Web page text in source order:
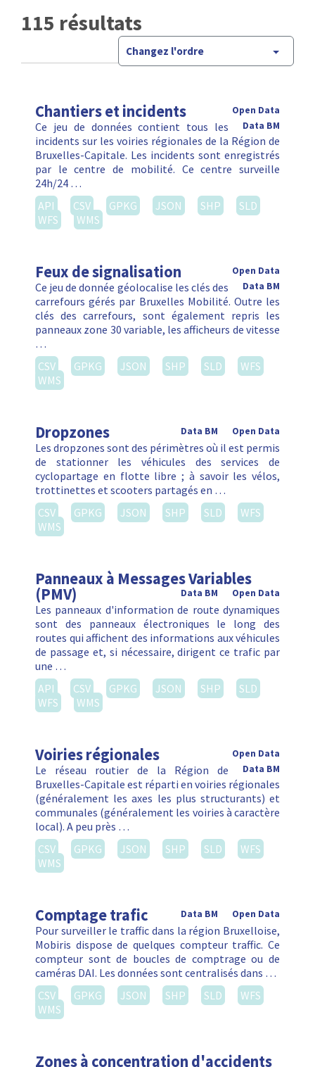
115 résultats
Changez l'ordre
Chantiers et incidents
Open Data
Data BM
Ce jeu de données contient tous les
incidents sur les voiries régionales de la Région de
Bruxelles-Capitale. Les incidents sont enregistrés
par le centre de mobilité. Ce centre surveille
24h/24 …
API
CSV GPKG JSON SHP
SLD
WFS
WMS
Feux de signalisation
Open Data
Data BM
Ce jeu de donnée géolocalise les clés des
carrefours gérés par Bruxelles Mobilité. Outre les
clés des carrefours, sont également repris les
panneaux zone 30 variable, les afficheurs de vitesse
…
CSV
GPKG JSON SHP SLD
WFS
WMS
Dropzones Open Data
Data BM
Les dropzones sont des périmètres où il est permis
de stationner les véhicules des services de
cyclopartage en flotte libre ; à savoir les vélos,
trottinettes et scooters partagés en …
CSV
GPKG JSON SHP SLD
WFS
WMS
Panneaux à Messages Variables
(PMV) Open Data
Data BM
Les panneaux d'information de route dynamiques
sont des panneaux électroniques le long des
routes qui affichent des informations aux véhicules
de passage et, si nécessaire, dirigent ce trafic par
une …
API
CSV GPKG JSON SHP
SLD
WFS
WMS
Voiries régionales
Open Data
Data BM
Le réseau routier de la Région de
Bruxelles-Capitale est réparti en voiries régionales
(généralement les axes les plus structurants) et
communales (généralement les voiries à caractère
local). A peu près …
CSV
GPKG JSON SHP SLD
WFS
WMS
Comptage trafic Open Data
Data BM
Pour surveiller le traffic dans la région Bruxelloise,
Mobiris dispose de quelques compteur traffic. Ce
compteur sont de boucles de comptrage ou de
caméras DAI. Les données sont centralisés dans …
CSV
GPKG JSON SHP SLD
WFS
WMS
Zones à concentration d'accidents